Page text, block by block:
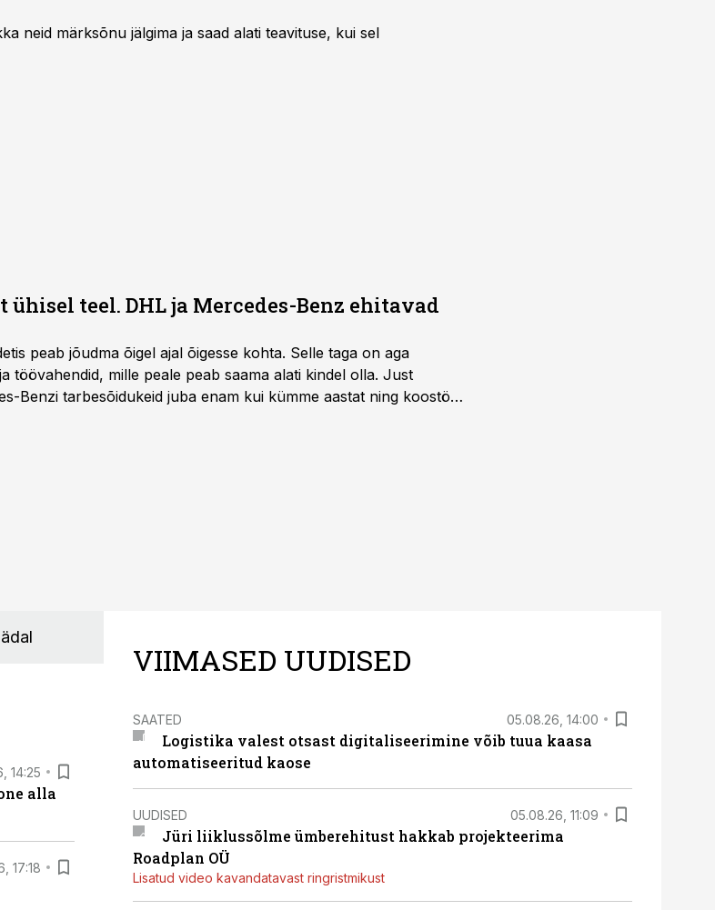
neid märksõnu jälgima ja saad alati teavituse, kui sel
teel. DHL ja Mercedes-Benz ehitavad
peab jõudma õigel ajal õigesse kohta. Selle taga on aga
töövahendid, mille peale peab saama alati kindel olla. Just
Benzi tarbesõidukeid juba enam kui kümme aastat ning koostöö
14:25
alla
17:18
VIIMASED UUDISED
SAATED 05.08.26, 14:00
Logistika valest otsast digitaliseerimine võib tuua kaasa
automatiseeritud kaose
UUDISED 05.08.26, 11:09
Jüri liiklussõlme ümberehitust hakkab projekteerima
Roadplan OÜ
Lisatud video kavandatavast ringristmikust